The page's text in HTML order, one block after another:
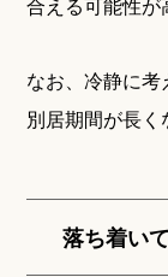
合える可能性が
なお、冷静に考
別居期間が長く
落ち着い